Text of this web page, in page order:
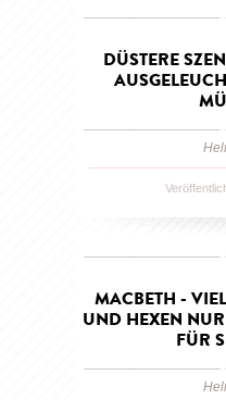
DÜSTERE
MACBETH -
UND HEXEN
FÜR